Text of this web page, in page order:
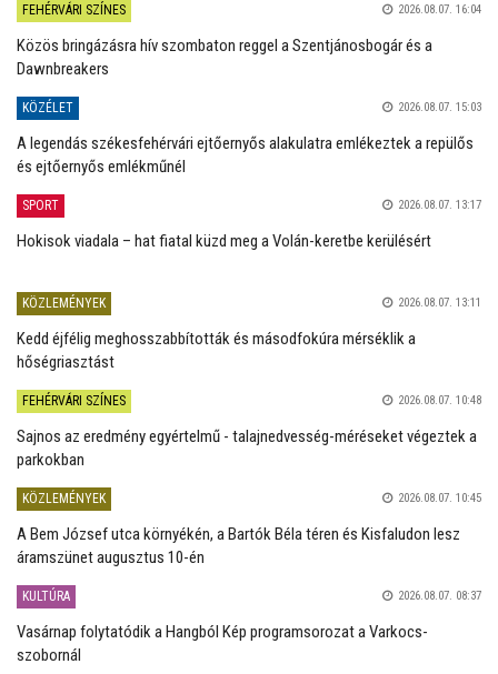
FEHÉRVÁRI SZÍNES 2026.08.07. 16:04
Közös bringázásra hív szombaton reggel a Szentjánosbogár és a
Dawnbreakers
KÖZÉLET 2026.08.07. 15:03
A legendás székesfehérvári ejtőernyős alakulatra emlékeztek a repülős
és ejtőernyős emlékműnél
SPORT 2026.08.07. 13:17
Hokisok viadala – hat fiatal küzd meg a Volán-keretbe kerülésért
KÖZLEMÉNYEK 2026.08.07. 13:11
Kedd éjfélig meghosszabbították és másodfokúra mérséklik a
hőségriasztást
FEHÉRVÁRI SZÍNES 2026.08.07. 10:48
Sajnos az eredmény egyértelmű - talajnedvesség-méréseket végeztek a
parkokban
KÖZLEMÉNYEK 2026.08.07. 10:45
A Bem József utca környékén, a Bartók Béla téren és Kisfaludon lesz
áramszünet augusztus 10-én
KULTÚRA 2026.08.07. 08:37
Vasárnap folytatódik a Hangból Kép programsorozat a Varkocs-
szobornál